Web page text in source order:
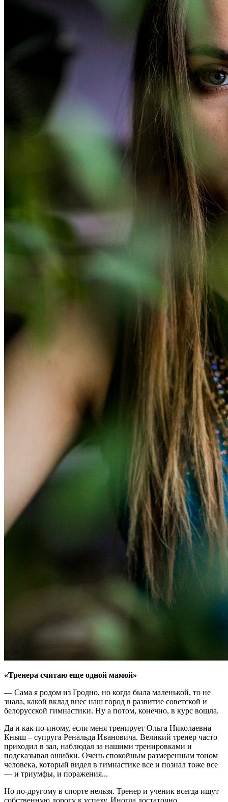
«Тренера считаю еще одной мамой»
— Сама я родом из Гродно, но когда была маленькой, то не
знала, какой вклад внес наш город в развитие советской и
белорусской гимнастики. Ну а потом, конечно, в курс вошла.
Да и как по-иному, если меня тренирует Ольга Николаевна
Кныш – супруга Ренальда Ивановича. Великий тренер часто
приходил в зал, наблюдал за нашими тренировками и
подсказывал ошибки. Очень спокойным размеренным тоном
человека, который видел в гимнастике все и познал тоже все
— и триумфы, и поражения...
Но по-другому в спорте нельзя. Тренер и ученик всегда ищут
собственную дорогу к успеху. Иногда достаточно